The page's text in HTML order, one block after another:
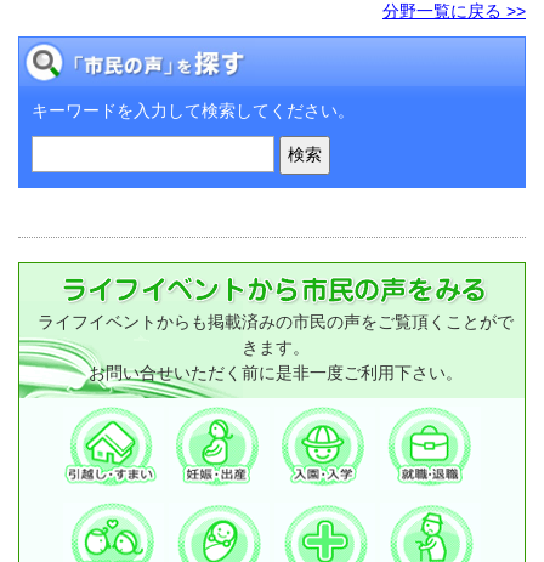
分野一覧に戻る >>
キーワードを入力して検索してください。
ライフイベントからも掲載済みの市民の声をご覧頂くことがで
きます。
お問い合せいただく前に是非一度ご利用下さい。